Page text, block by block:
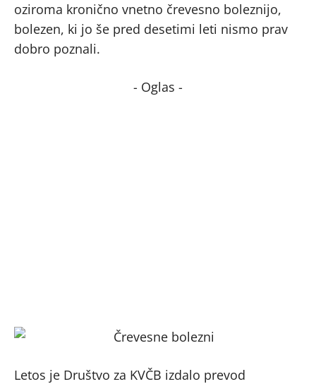
oziroma kronično vnetno črevesno boleznijo,
bolezen, ki jo še pred desetimi leti nismo prav
dobro poznali.
- Oglas -
Letos je Društvo za KVČB izdalo prevod